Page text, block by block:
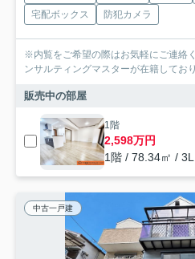
宅配ボックス
防犯カメラ
※内覧をご希望の際はお気軽にご連絡ください。 弊社に
ンサルティングマスターが在籍してお
販売中の部屋
1階
2,598万円
1階 / 78.34㎡ /
中古一戸建